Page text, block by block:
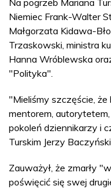
Na pogrzeb Mariana
Niemiec Frank-Walter
Małgorzata Kidawa-
Trzaskowski, ministra
Hanna Wróblewska
"Polityka".
"Mieliśmy szczęście, że
mentorem,
pokoleń dziennikarzy i
Turskim Jerzy
Zauważył, że zmarły
poświęcić się swej